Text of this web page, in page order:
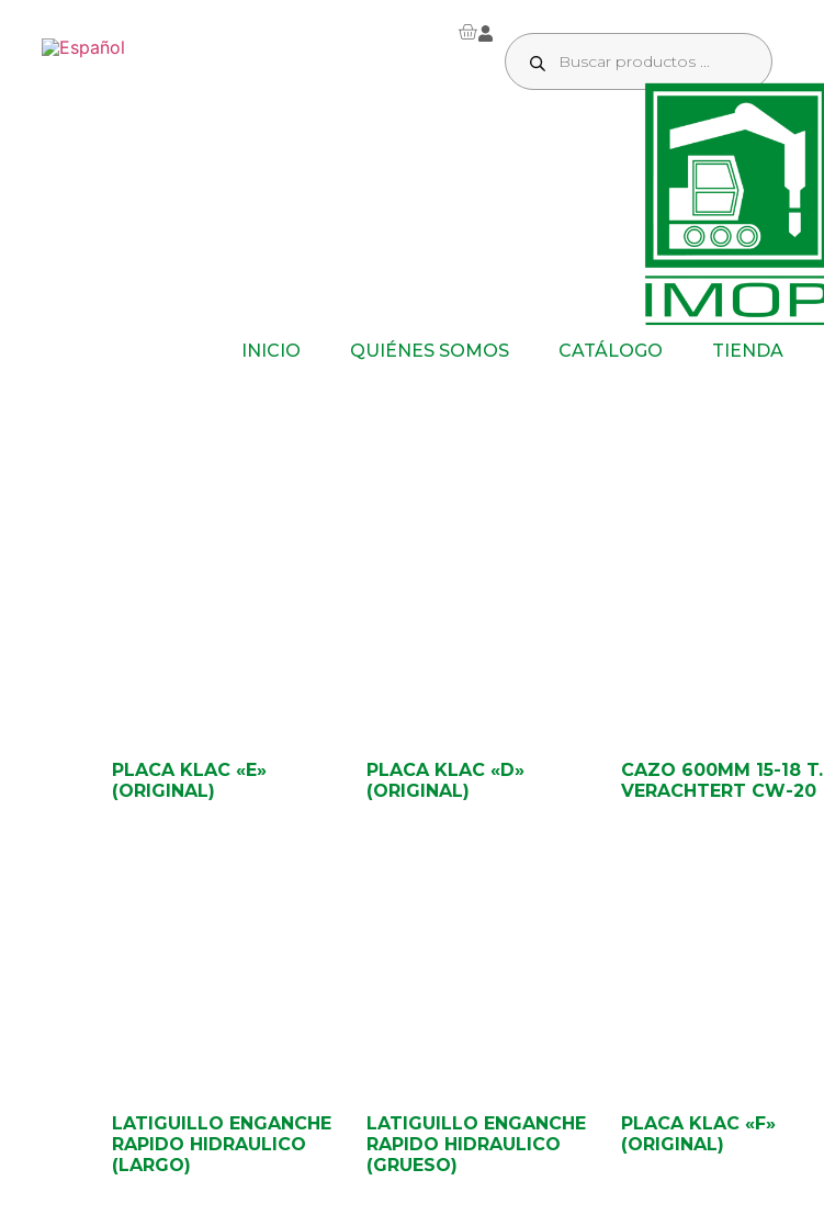
INICIO QUIÉNES SOMOS CATÁLOGO TIENDA
PLACA KLAC «E»
(ORIGINAL)
PLACA KLAC «D»
(ORIGINAL)
CAZO 600MM 15-18 T.
VERACHTERT CW-20
LATIGUILLO ENGANCHE
RAPIDO HIDRAULICO
(LARGO)
LATIGUILLO ENGANCHE
RAPIDO HIDRAULICO
(GRUESO)
PLACA KLAC «F»
(ORIGINAL)